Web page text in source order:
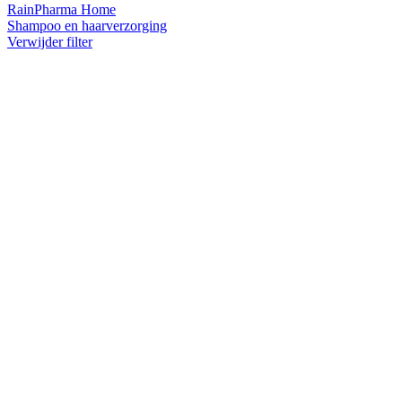
RainPharma Home
Shampoo en haarverzorging
Verwijder filter